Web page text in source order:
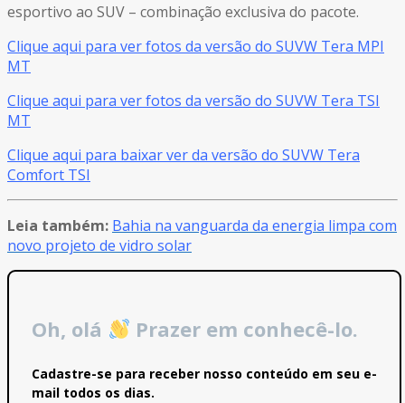
esportivo ao SUV – combinação exclusiva do pacote.
Clique aqui para ver fotos da versão do SUVW Tera MPI
MT
Clique aqui para verfotos da versão do SUVW Tera TSI
MT
Clique aqui para baixarverda versão do SUVW Tera
Comfort TSI
Leia também: Bahia na vanguarda da energia limpa com
novo projeto de vidro solar
Oh, olá Prazer em conhecê-lo.
Cadastre-se para receber nosso conteúdo em seu e-
mail todos os dias.